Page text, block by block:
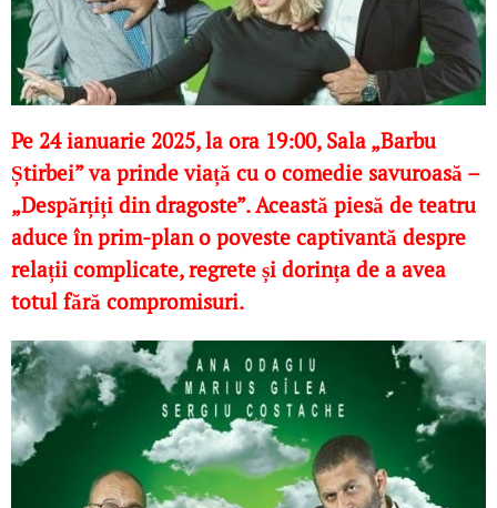
Pe 24 ianuarie 2025, la ora 19:00, Sala „Barbu
Știrbei” va prinde viață cu o comedie savuroasă –
„Despărțiți din dragoste”. Această piesă de teatru
aduce în prim-plan o poveste captivantă despre
relații complicate, regrete și dorința de a avea
totul fără compromisuri.